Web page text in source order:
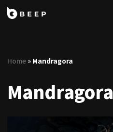
ン
へ
ス
Home » Mandragora
Mandragora